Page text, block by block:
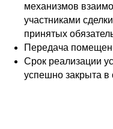
механизмов
участниками
принятых
Передача
Срок реализации
успешно закрыта в